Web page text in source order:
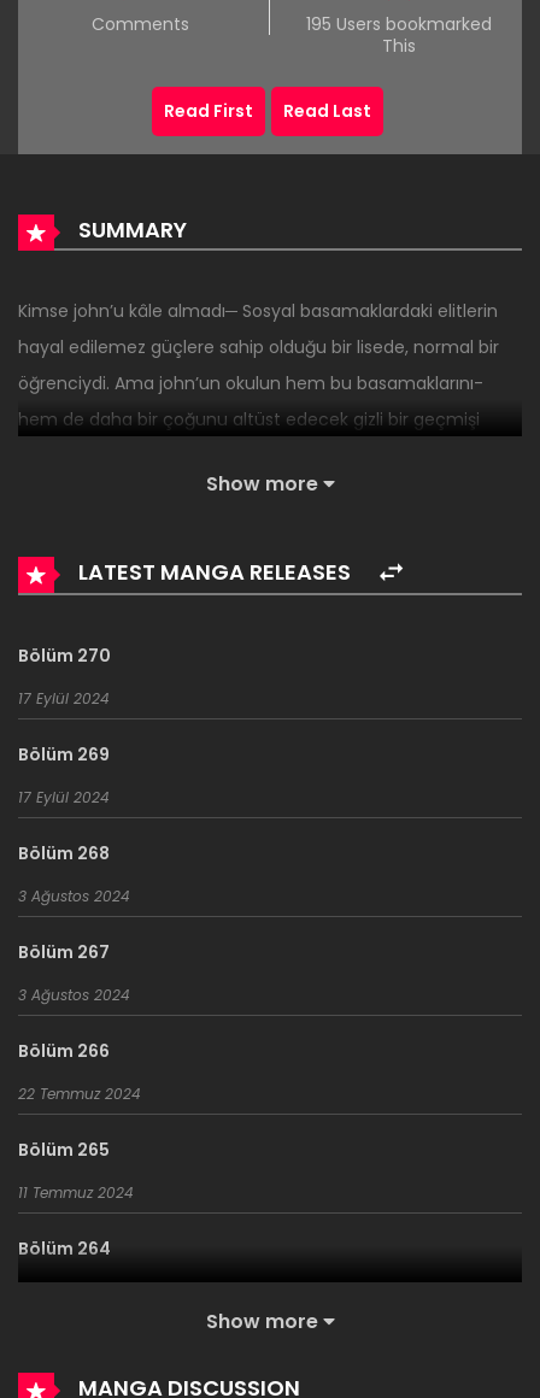
Comments
195 Users bookmarked
This
Read First Read Last
SUMMARY
Kimse john’u kâle almadı─ Sosyal basamaklardaki elitlerin
hayal edilemez güçlere sahip olduğu bir lisede, normal bir
öğrenciydi. Ama john’un okulun hem bu basamaklarını-
hem de daha bir çoğunu altüst edecek gizli bir geçmişi
savaşlar, arkadan bıçaklamalar ve ölümcül komplolar
Show more
LATEST MANGA RELEASES
Bölüm 270
17 Eylül 2024
Bölüm 269
17 Eylül 2024
Bölüm 268
3 Ağustos 2024
Bölüm 267
3 Ağustos 2024
Bölüm 266
22 Temmuz 2024
Bölüm 265
11 Temmuz 2024
Bölüm 264
1 Mayıs 2024
Show more
MANGA DISCUSSION